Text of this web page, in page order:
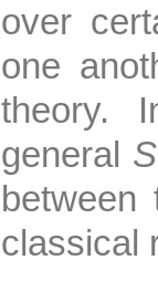
over
one
theory.
general S
classical